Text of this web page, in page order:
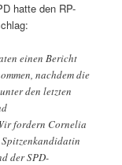
hatte den RP-
einen Bericht
nachdem die
den letzten
fordern Cornelia
der SPD-